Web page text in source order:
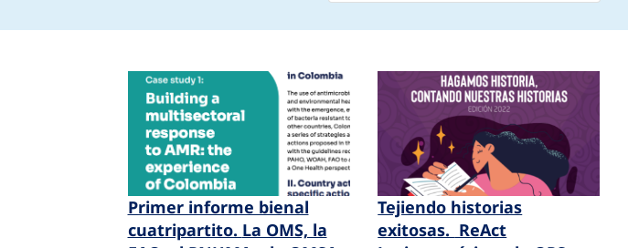
Primer informe bienal
cuatripartito. La OMS, la
Tejiendo historias
exitosas. ReAct